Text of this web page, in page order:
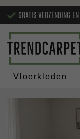
GRATIS VERZENDING EN
Vloerkleden